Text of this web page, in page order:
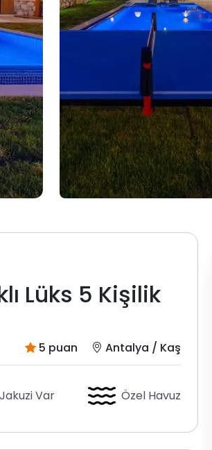
Lüks 5 Kişilik
5 puan Antalya / Kaş
Jakuzi Var Özel Havuz